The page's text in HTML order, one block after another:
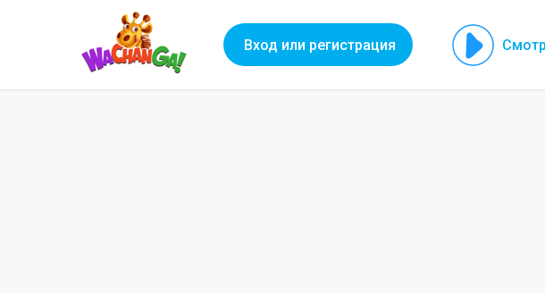
Вход или регистрация